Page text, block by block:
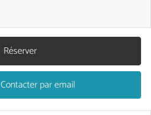
Réserver
Contacter par email